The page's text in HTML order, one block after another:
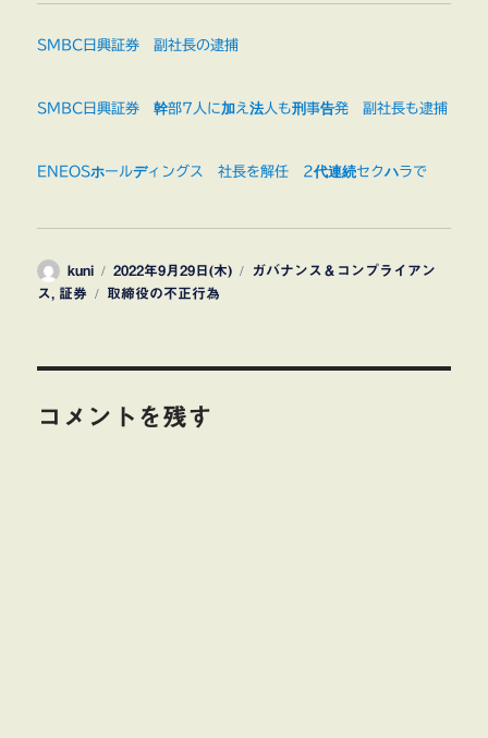
SMBC日興証券 副社長の逮捕
SMBC日興証券 幹部7人に加え法人も刑事告発 副社長も逮捕
ENEOSホールディングス 社長を解任 2代連続セクハラで
投
稿
kuni
投
稿
2022年9月29日(木)
カ
ガバナンス＆コンプライアン
ス, 証券
タ
取締役の不正行為
コメントを残す